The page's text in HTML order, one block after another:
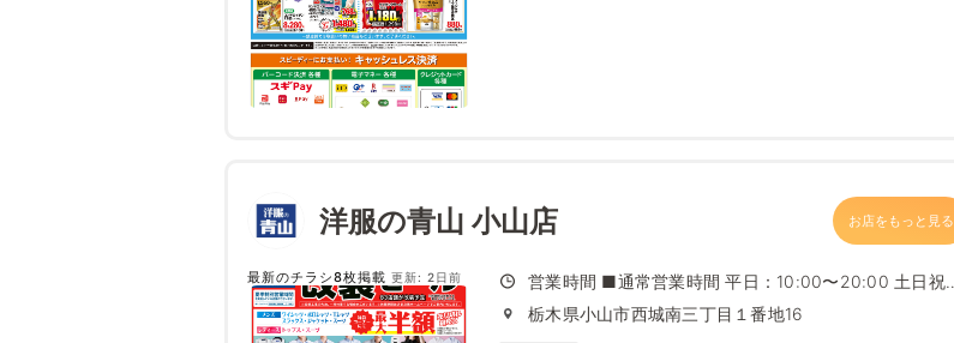
洋服の青山 小山店 お店をもっと見る
最新のチラシ8枚掲載 更新: 2日前
営業時間 ■通常営業時間 平日：10:00〜20:00 土日祝
日...
栃木県小山市西城南三丁目１番地16